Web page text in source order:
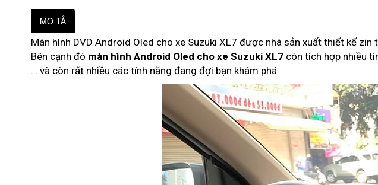
MÔ TẢ
Màn hình DVD Android Oled cho xe Suzuki XL7 được nhà sản xuất thiết kế
Bên cạnh đó màn hình Android Oled cho xe Suzuki XL7 còn tích hợp nhiều
… và còn rất nhiều các tính năng đang đợi bạn khám phá.